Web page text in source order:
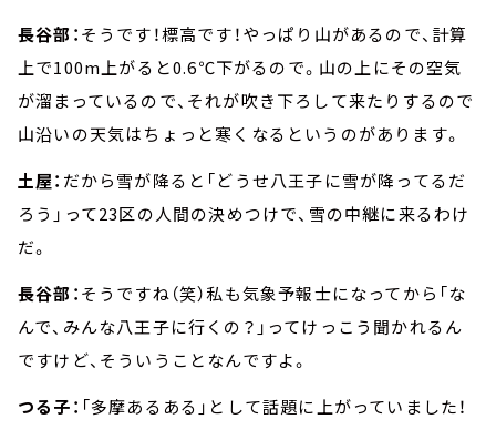
長谷部：そうです！標高です！やっぱり山があるので、計算
上で100m上がると0.6℃下がるので。山の上にその空気
が溜まっているので、それが吹き下ろして来たりするので
山沿いの天気はちょっと寒くなるというのがあります。
土屋： だから雪が降ると「どうせ八王子に雪が降ってるだ
ろう」って23区の人間の決めつけで、雪の中継に来るわけ
だ。
長谷部：そうですね（笑）私も気象予報士になってから「な
んで、みんな八王子に行くの？」ってけっこう聞かれるん
ですけど、そういうことなんですよ。
つる子： 「多摩あるある」として話題に上がっていました！